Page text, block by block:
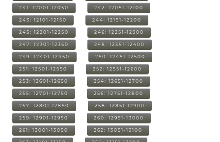
241: 12001-12050 242: 12051-12100
243: 12101-12150 244: 12151-12200
245: 12201-12250 246: 12251-12300
247: 12301-12350 248: 12351-12400
249: 12401-12450 250: 12451-12500
251: 12501-12550 252: 12551-12600
253: 12601-12650 254: 12651-12700
255: 12701-12750 256: 12751-12800
257: 12801-12850 258: 12851-12900
259: 12901-12950 260: 12951-13000
261: 13001-13050 262: 13051-13100